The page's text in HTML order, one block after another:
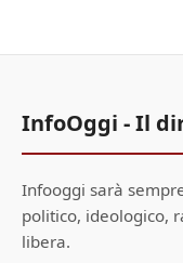
InfoOggi - Il
Infooggi sarà
politico, ideologico,
libera.